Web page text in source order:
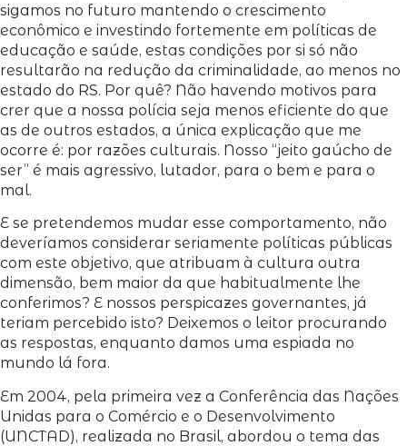
sigamos no futuro mantendo o crescimento
econômico e investindo fortemente em políticas de
educação e saúde, estas condições por si só não
resultarão na redução da criminalidade, ao menos no
estado do RS. Por quê? Não havendo motivos para
crer que a nossa polícia seja menos eficiente do que
as de outros estados, a única explicação que me
ocorre é: por razões culturais. Nosso “jeito gaúcho de
ser” é mais agressivo, lutador, para o bem e para o
mal.
E se pretendemos mudar esse comportamento, não
deveríamos considerar seriamente políticas públicas
com este objetivo, que atribuam à cultura outra
dimensão, bem maior da que habitualmente lhe
conferimos? E nossos perspicazes governantes, já
teriam percebido isto? Deixemos o leitor procurando
as respostas, enquanto damos uma espiada no
mundo lá fora.
Em 2004, pela primeira vez a Conferência das Nações
Unidas para o Comércio e o Desenvolvimento
(UNCTAD), realizada no Brasil, abordou o tema das